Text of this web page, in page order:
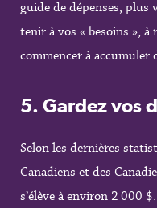
guide de dépenses, plus
tenir à vos « besoins », à
commencer à accumuler
5. Gardez vos
Selon les dernières
Canadiens et des
s’élève à environ 2 000 $.